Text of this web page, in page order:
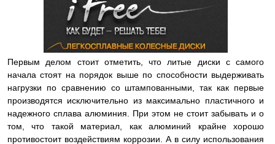
Первым делом стоит отметить, что литые диски с самого
начала стоят на порядок выше по способности выдерживать
нагрузки по сравнению со штампованными, так как первые
производятся исключительно из максимально пластичного и
надежного сплава алюминия. При этом не стоит забывать и о
том, что такой материал, как алюминий крайне хорошо
противостоит воздействиям коррозии. А в силу использования